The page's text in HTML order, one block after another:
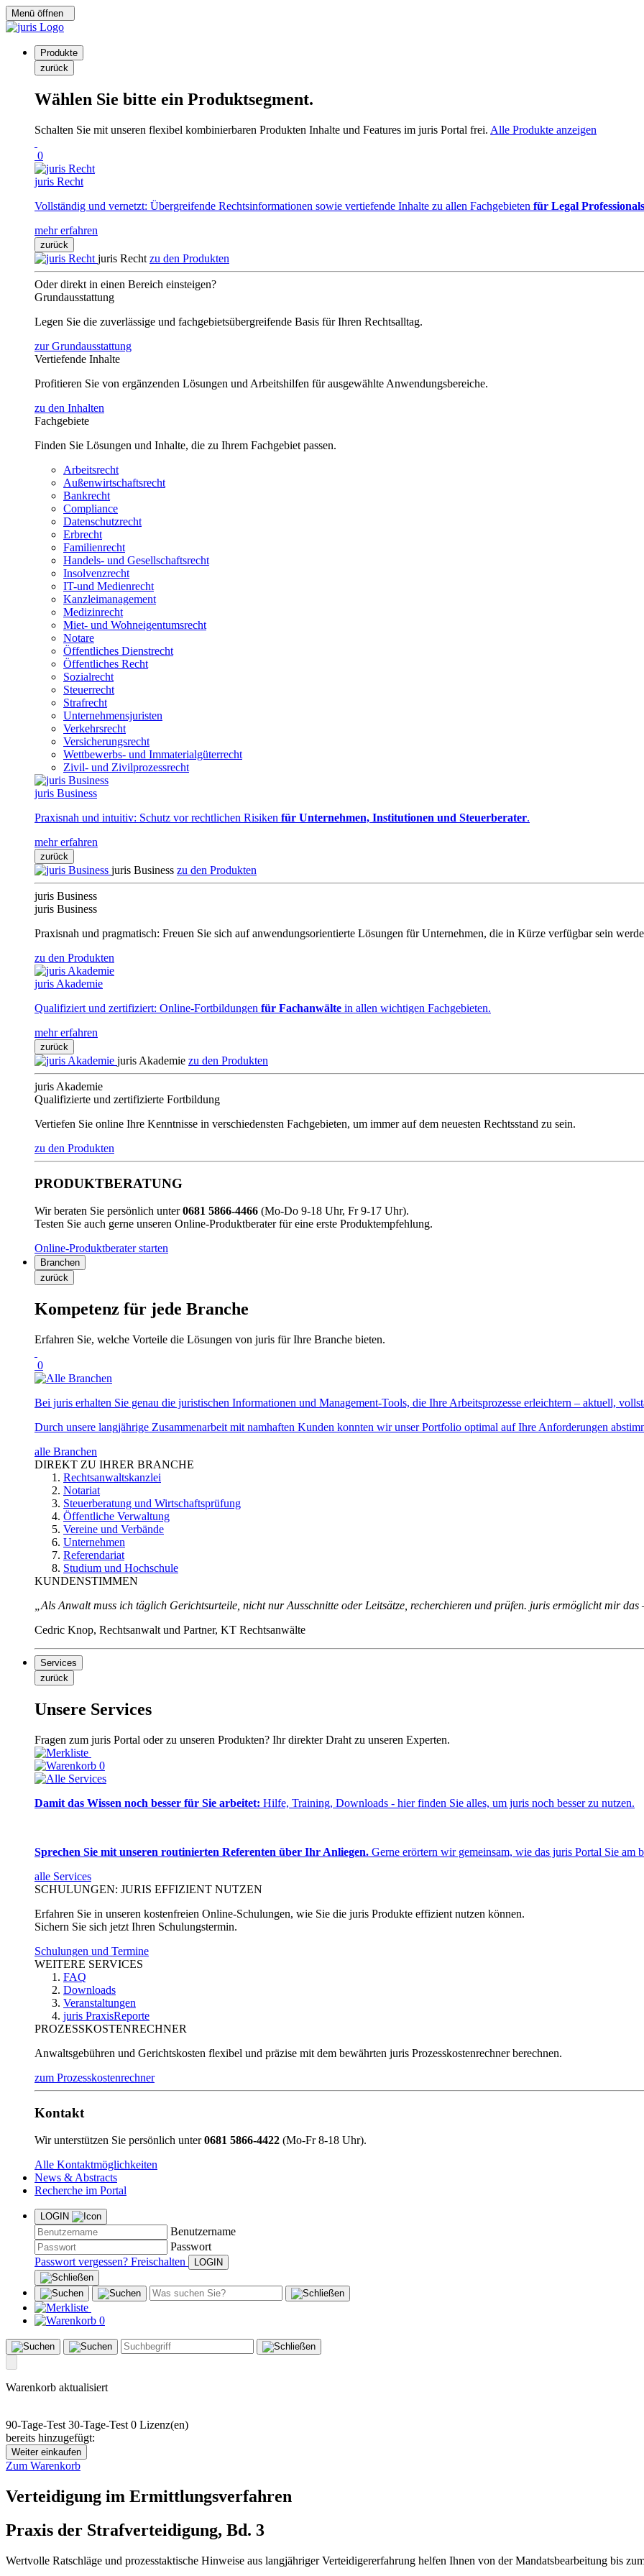
Menü öffnen
Produkte
zurück
Wählen Sie bitte ein Produktsegment.
Schalten Sie mit unseren flexibel kombinierbaren Produkten Inhalte und Features im juris Portal frei. Alle Produkte anzeigen
0
juris Recht
Vollständig und vernetzt: Übergreifende Rechtsinformationen sowie vertiefende Inhalte zu allen Fachgebieten für Legal Professionals
mehr erfahren
zurück
juris Recht zu den Produkten
Oder direkt in einen Bereich einsteigen?
Grundausstattung
Legen Sie die zuverlässige und fachgebietsübergreifende Basis für Ihren Rechtsalltag.
zur Grundausstattung
Vertiefende Inhalte
Profitieren Sie von ergänzenden Lösungen und Arbeitshilfen für ausgewählte Anwendungsbereiche.
zu den Inhalten
Fachgebiete
Finden Sie Lösungen und Inhalte, die zu Ihrem Fachgebiet passen.
Arbeitsrecht
Außenwirtschaftsrecht
Bankrecht
Compliance
Datenschutzrecht
Erbrecht
Familienrecht
Handels- und Gesellschaftsrecht
Insolvenzrecht
IT-und Medienrecht
Kanzleimanagement
Medizinrecht
Miet- und Wohneigentumsrecht
Notare
Öffentliches Dienstrecht
Öffentliches Recht
Sozialrecht
Steuerrecht
Strafrecht
Unternehmensjuristen
Verkehrsrecht
Versicherungsrecht
Wettbewerbs- und Immaterialgüterrecht
Zivil- und Zivilprozessrecht
juris Business
Praxisnah und intuitiv: Schutz vor rechtlichen Risiken für Unternehmen, Institutionen und Steuerberater.
mehr erfahren
zurück
juris Business zu den Produkten
juris Business
juris Business
Praxisnah und pragmatisch: Freuen Sie sich auf anwendungsorientierte Lösungen für Unternehmen, die in Kürze verfügbar sein
zu den Produkten
juris Akademie
Qualifiziert und zertifiziert: Online-Fortbildungen für Fachanwälte in allen wichtigen Fachgebieten.
mehr erfahren
zurück
juris Akademie zu den Produkten
juris Akademie
Qualifizierte und zertifizierte Fortbildung
Vertiefen Sie online Ihre Kenntnisse in verschiedensten Fachgebieten, um immer auf dem neuesten Rechtsstand zu sein.
zu den Produkten
PRODUKTBERATUNG
Wir beraten Sie persönlich unter0681 5866-4466 (Mo-Do 9-18 Uhr, Fr 9-17 Uhr).
Testen Sie auch gerne unseren Online-Produktberater für eine erste Produktempfehlung.
Online-Produktberater starten
Branchen
zurück
Kompetenz für jede Branche
Erfahren Sie, welche Vorteile die Lösungen von juris für Ihre Branche bieten.
0
Bei juris erhalten Sie genau die juristischen Informationen und Management-Tools, die Ihre Arbeitsprozesse erleichtern – aktuell,
Durch unsere langjährige Zusammenarbeit mit namhaften Kunden konnten wir unser Portfolio optimal auf Ihre Anforderungen
alle Branchen
DIREKT ZU IHRER BRANCHE
Rechtsanwaltskanzlei
Notariat
Steuerberatung und Wirtschaftsprüfung
Öffentliche Verwaltung
Vereine und Verbände
Unternehmen
Referendariat
Studium und Hochschule
KUNDENSTIMMEN
„Als Anwalt muss ich täglich Gerichtsurteile, nicht nur Ausschnitte oder Leitsätze, recherchieren und prüfen. juris ermöglicht mir
Cedric Knop, Rechtsanwalt und Partner, KT Rechtsanwälte
Services
zurück
Unsere Services
Fragen zum juris Portal oder zu unseren Produkten? Ihr direkter Draht zu unseren Experten.
0
Damit das Wissen noch besser für Sie arbeitet: Hilfe, Training, Downloads - hier finden Sie alles, um juris noch besser zu nutzen.
Sprechen Sie mit unseren routinierten Referenten über Ihr Anliegen. Gerne erörtern wir gemeinsam, wie das juris Portal Sie am
alle Services
SCHULUNGEN: JURIS EFFIZIENT NUTZEN
Erfahren Sie in unseren kostenfreien Online-Schulungen, wie Sie die juris Produkte effizient nutzen können.
Sichern Sie sich jetzt Ihren Schulungstermin.
Schulungen und Termine
WEITERE SERVICES
FAQ
Downloads
Veranstaltungen
juris PraxisReporte
PROZESSKOSTENRECHNER
Anwaltsgebühren und Gerichtskosten flexibel und präzise mit dem bewährten juris Prozesskostenrechner berechnen.
zum Prozesskostenrechner
Kontakt
Wir unterstützen Sie persönlich unter0681 5866-4422 (Mo-Fr 8-18 Uhr).
Alle Kontaktmöglichkeiten
News & Abstracts
Recherche im Portal
LOGIN
Benutzername
Passwort
Passwort vergessen? Freischalten
0
Warenkorb aktualisiert
90-Tage-Test 30-Tage-Test 0 Lizenz(en)
bereits hinzugefügt:
Weiter einkaufen
Zum Warenkorb
Verteidigung im Ermittlungsverfahren
Praxis der Strafverteidigung, Bd. 3
Wertvolle Ratschläge und prozesstaktische Hinweise aus langjähriger Verteidigererfahrung helfen Ihnen von der Mandatsbearbeitung bis